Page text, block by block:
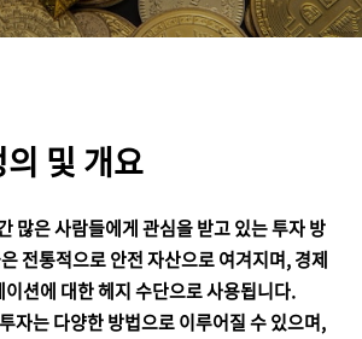
및 개요
많은 사람들에게 관심을 받고 있는 투자 방
전통적으로 안전 자산으로 여겨지며, 경제
션에 대한 헤지 수단으로 사용됩니다.
자는 다양한 방법으로 이루어질 수 있으며,